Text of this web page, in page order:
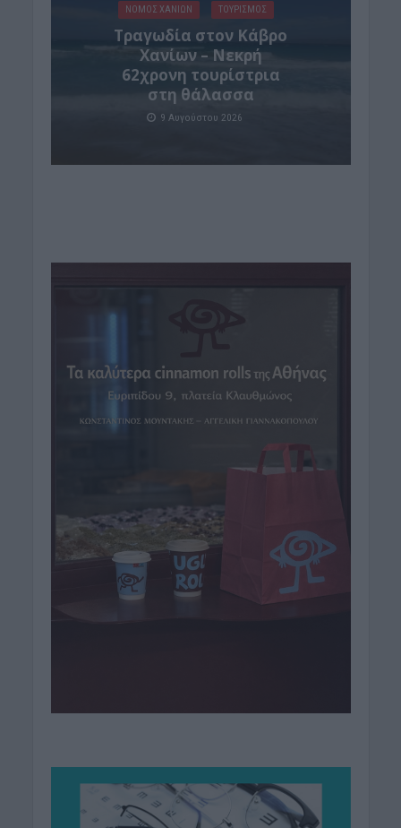
ΝΟΜΌΣ ΧΑΝΊΩΝ ΤΟΥΡΙΣΜΟΣ
Τραγωδία στον Κάβρο
Χανίων – Νεκρή
62χρονη τουρίστρια
στη θάλασσα
9 Αυγούστου 2026